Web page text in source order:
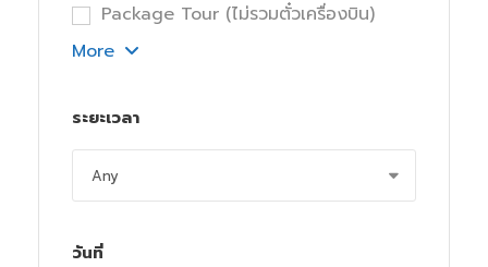
Package Tour (ไม่รวมตั๋วเครื่องบิน)
More
ระยะเวลา
วันที่